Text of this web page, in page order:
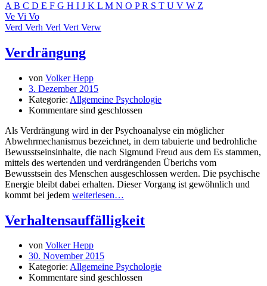
A B C D E F G H I J K L M N O PR S T U V W Z
Ve Vi Vo
Verd Verh Verl Vert Verw
Verdrängung
von Volker Hepp
3. Dezember 2015
Kategorie: Allgemeine Psychologie
Kommentare sind geschlossen
Als Verdrängung wird in der Psychoanalyse ein möglicher
Abwehrmechanismus bezeichnet, in dem tabuierte und bedrohliche
Bewusstseinsinhalte, die nach Sigmund Freud aus dem Es stammen,
mittels des wertenden und verdrängenden Überichs vom
Bewusstsein des Menschen ausgeschlossen werden. Die psychische
Energie bleibt dabei erhalten. Dieser Vorgang ist gewöhnlich und
kommt bei jedem weiterlesen…
Verhaltensauffälligkeit
von Volker Hepp
30. November 2015
Kategorie: Allgemeine Psychologie
Kommentare sind geschlossen